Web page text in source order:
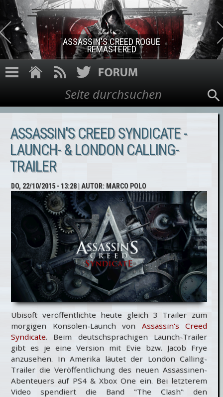
Direkt zum Inhalt
ASSASSIN'S CREED ROGUE
REMASTERED
Suchformular
Suche
ASSASSIN'S CREED SYNDICATE -
LAUNCH- & LONDON CALLING-
TRAILER
DO, 22/10/2015 - 13:28| AUTOR: MARCO POLO
Ubisoft veröffentlichte heute gleich 3 Trailer zum
morgigen Konsolen-Launch von Assassin's Creed
Syndicate. Beim deutschsprachigen Launch-Trailer
gibt es je eine Version mit Evie bzw. Jacob Frye
anzusehen. In Amerika läutet der London Calling-
Trailer die Veröffentlichung des neuen Assassinen-
Abenteuers auf PS4 & Xbox One ein. Bei letzterem
Video spendiert die Band "The Clash" den